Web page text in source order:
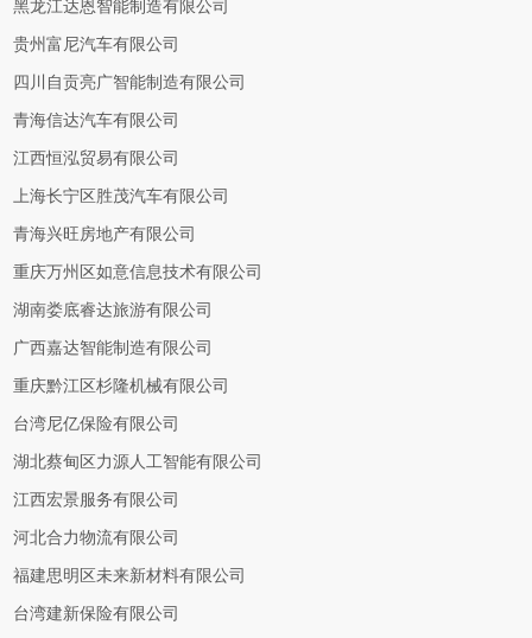
黑龙江达恩智能制造有限公司
贵州富尼汽车有限公司
四川自贡亮广智能制造有限公司
青海信达汽车有限公司
江西恒泓贸易有限公司
上海长宁区胜茂汽车有限公司
青海兴旺房地产有限公司
重庆万州区如意信息技术有限公司
湖南娄底睿达旅游有限公司
广西嘉达智能制造有限公司
重庆黔江区杉隆机械有限公司
台湾尼亿保险有限公司
湖北蔡甸区力源人工智能有限公司
江西宏景服务有限公司
河北合力物流有限公司
福建思明区未来新材料有限公司
台湾建新保险有限公司